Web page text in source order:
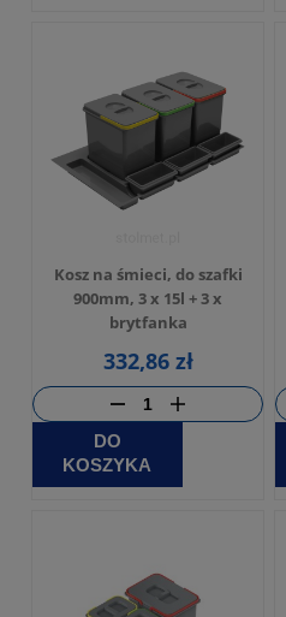
Kosz na śmieci, do szafki
900mm, 3 x 15l + 3 x
brytfanka
332,86 zł
DO
KOSZYKA